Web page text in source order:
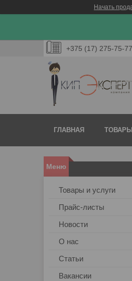
Начать
+375 (17) 275-75-77
ГЛАВНАЯ
Товары и услуги
Прайс-листы
Новости
О нас
Статьи
Вакансии